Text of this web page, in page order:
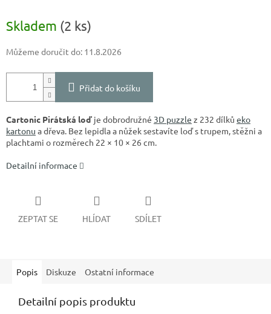
cena:
Skladem (2 ks)
Můžeme doručit do: 11.8.2026
Přidat do košíku
Cartonic Pirátská loď je dobrodružné 3D puzzle z 232 dílků eko
kartonu a dřeva. Bez lepidla a nůžek sestavíte loď s trupem, stěžni a
plachtami o rozměrech 22 × 10 × 26 cm.
Detailní informace
ZEPTAT SE HLÍDAT SDÍLET
Popis Diskuze Ostatní informace
Detailní popis produktu